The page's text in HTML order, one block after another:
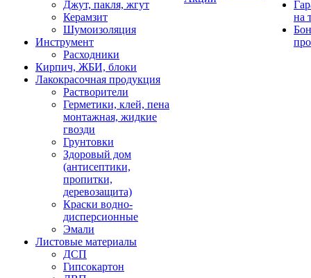
Джут, пакля, жгут
Керамзит
Шумоизоляция
Инструмент
Расходники
Кирпич, ЖБИ, блоки
Лакокрасочная продукция
Растворители
Герметики, клей, пена
монтажная, жидкие
гвозди
Грунтовки
Здоровый дом
(антисептики,
пропитки,
деревозащита)
Краски водно-
дисперсионные
Эмали
Листовые материалы
ДСП
Гипсокартон
на